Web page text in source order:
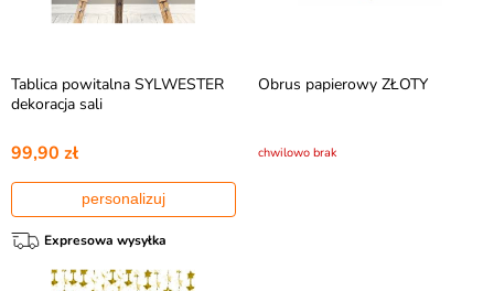
Tablica powitalna SYLWESTER
dekoracja sali
99,90 zł
personalizuj
Expresowa wysyłka
Obrus papierowy ZŁOTY
chwilowo brak